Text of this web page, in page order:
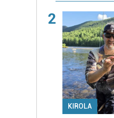
2
KIROLA